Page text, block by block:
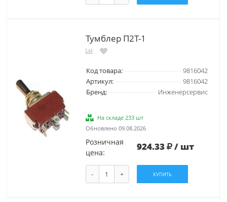
Тумблер П2Т-1
Код товара:
9816042
Артикул:
9816042
Бренд:
Инженерсервис
На складе 233 шт
Обновлено 09.08.2026
Розничная
цена:
924.33 / шт
- + КУПИТЬ